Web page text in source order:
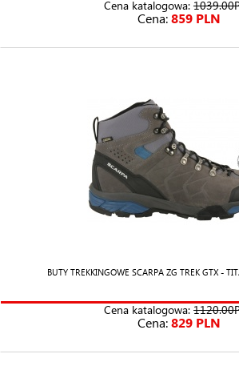
Cena katalogowa:
Cena:859 PLN
BUTY TREKKINGOWE SCARPA ZG TREK GTX -
Cena katalogowa:
Cena:829 PLN